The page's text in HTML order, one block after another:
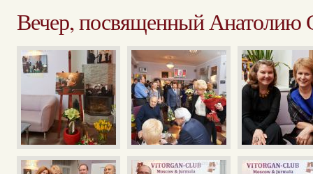
Вечер, посвященный Анатолию